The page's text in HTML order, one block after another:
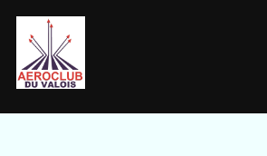
contenu